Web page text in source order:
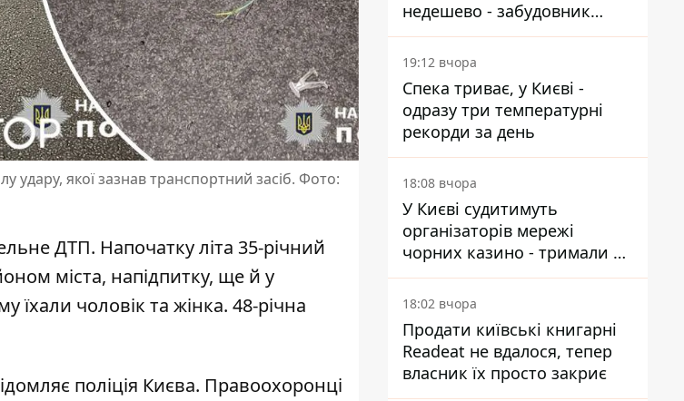
удару, якої зазнав транспортний засіб. Фото:
ДТП. Напочатку літа 35-річний
міста, напідпитку, ще й у
їхали чоловік та жінка. 48-річна
поліція Києва. Правоохоронці
недешево - забудовник
Ніконов
19:12 вчора
Спека триває, у Києві -
одразу три температурні
рекорди за день
18:08 вчора
У Києві судитимуть
організаторів мережі
чорних казино - тримали 39
закладів
18:02 вчора
Продати київські книгарні
Readeat не вдалося, тепер
власник їх просто закриє